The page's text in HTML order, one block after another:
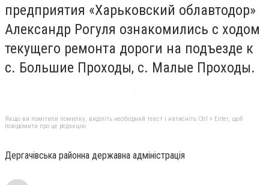
предприятия «Харьковский облавтодор»
Александр Рогуля ознакомились с ходом
текущего ремонта дороги на подъезде к
с. Большие Проходы, с. Малые Проходы.
Якщо ви помітили помилку, виділіть необхідний текст і натисніть Ctrl + Enter, щоб
повідомити про це редакцію
Дергачівська районна державна адміністрація